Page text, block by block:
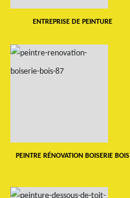
ENTREPRISE DE PEINTURE
PEINTRE RÉNOVATION BOISERIE BOIS